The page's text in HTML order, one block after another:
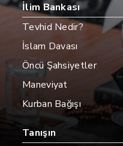
İlim Bankası
Tevhid Nedir?
İslam Davası
Öncü Şahsiyetler
Maneviyat
Kurban Bağışı
Tanışın